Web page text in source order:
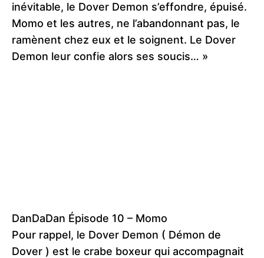
inévitable, le Dover Demon s’effondre, épuisé.
Momo et les autres, ne l’abandonnant pas, le
ramènent chez eux et le soignent. Le Dover
Demon leur confie alors ses soucis… »
DanDaDan Épisode 10 – Momo
Pour rappel, le Dover Demon ( Démon de
Dover ) est le crabe boxeur qui accompagnait